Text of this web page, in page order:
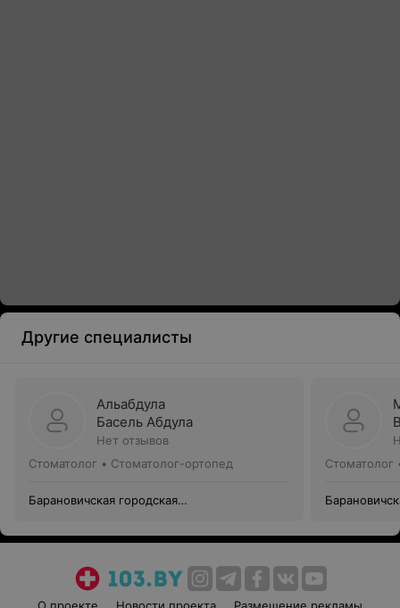
Другие специалисты
Альабдула
Басель Абдула
Нет отзывов
Стоматолог • Стоматолог-ортопед
Барановичская городская
Стоматолог